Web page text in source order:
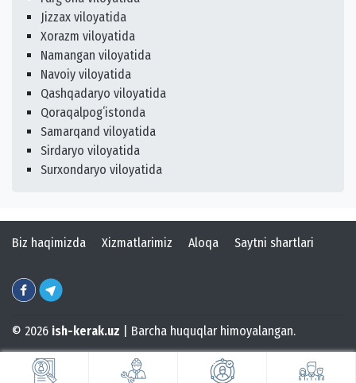
Jizzax viloyatida
Xorazm viloyatida
Namangan viloyatida
Navoiy viloyatida
Qashqadaryo viloyatida
Qoraqalpogʻistonda
Samarqand viloyatida
Sirdaryo viloyatida
Surxondaryo viloyatida
Biz haqimizda Xizmatlarimiz Aloqa Saytni shartlari
© 2026 ish-kerak.uz | Barcha huquqlar himoyalangan.